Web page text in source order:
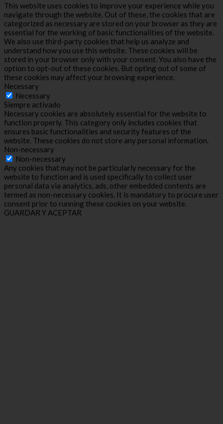
This website uses cookies to improve your experience while you
navigate through the website. Out of these, the cookies that are
categorized as necessary are stored on your browser as they are
essential for the working of basic functionalities of the website.
We also use third-party cookies that help us analyze and
understand how you use this website. These cookies will be
stored in your browser only with your consent. You also have the
option to opt-out of these cookies. But opting out of some of
these cookies may affect your browsing experience.
Necessary
Necessary
Siempre activado
Necessary cookies are absolutely essential for the website to
function properly. This category only includes cookies that
ensures basic functionalities and security features of the
website. These cookies do not store any personal information.
Non-necessary
Non-necessary
Any cookies that may not be particularly necessary for the
website to function and is used specifically to collect user
personal data via analytics, ads, other embedded contents are
termed as non-necessary cookies. It is mandatory to procure user
consent prior to running these cookies on your website.
GUARDAR Y ACEPTAR